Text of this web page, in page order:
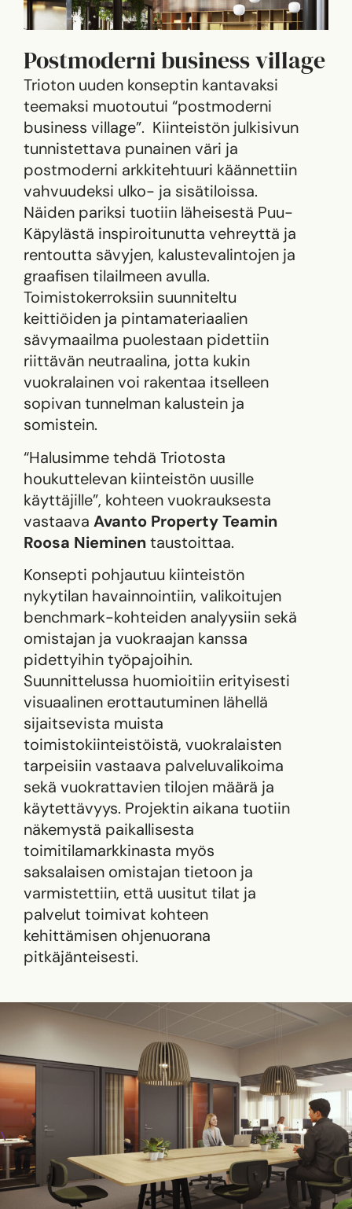
Postmoderni business village
Trioton uuden konseptin kantavaksi
teemaksi muotoutui “postmoderni
business village”. Kiinteistön julkisivun
tunnistettava punainen väri ja
postmoderni arkkitehtuuri käännettiin
vahvuudeksi ulko- ja sisätiloissa.
Näiden pariksi tuotiin läheisestä Puu-
Käpylästä inspiroitunutta vehreyttä ja
rentoutta sävyjen, kalustevalintojen ja
graafisen tilailmeen avulla.
Toimistokerroksiin suunniteltu
keittiöiden ja pintamateriaalien
sävymaailma puolestaan pidettiin
riittävän neutraalina, jotta kukin
vuokralainen voi rakentaa itselleen
sopivan tunnelman kalustein ja
somistein.
“Halusimme tehdä Triotosta
houkuttelevan kiinteistön uusille
käyttäjille”, kohteen vuokrauksesta
vastaava Avanto Property Teamin
Roosa Nieminentaustoittaa.
Konsepti pohjautuu kiinteistön
nykytilan havainnointiin, valikoitujen
benchmark-kohteiden analyysiin sekä
omistajan ja vuokraajan kanssa
pidettyihin työpajoihin.
Suunnittelussa huomioitiin erityisesti
visuaalinen erottautuminen lähellä
sijaitsevista muista
toimistokiinteistöistä, vuokralaisten
tarpeisiin vastaava palveluvalikoima
sekä vuokrattavien tilojen määrä ja
käytettävyys. Projektin aikana tuotiin
näkemystä paikallisesta
toimitilamarkkinasta myös
saksalaisen omistajan tietoon ja
varmistettiin, että uusitut tilat ja
palvelut toimivat kohteen
kehittämisen ohjenuorana
pitkäjänteisesti.